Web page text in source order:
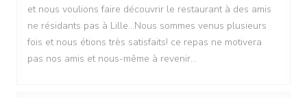
et nous voulions faire découvrir le restaurant à des amis
ne résidants pas à Lille...Nous sommes venus plusieurs
fois et nous étions très satisfaits! ce repas ne motivera
pas nos amis et nous-même à revenir...